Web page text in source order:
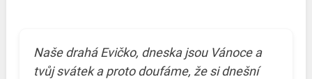
Naše drahá Evičko, dneska jsou Vánoce a
tvůj svátek a proto doufáme, že si dnešní